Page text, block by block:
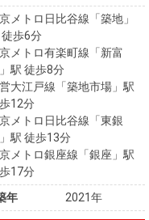
メトロ日比谷線「築地」
徒歩6分
メトロ有楽町線「新富
駅 徒歩8分
大江戸線「築地市場」駅
12分
メトロ日比谷線「東銀
駅 徒歩13分
メトロ銀座線「銀座」駅
17分
年 2021年